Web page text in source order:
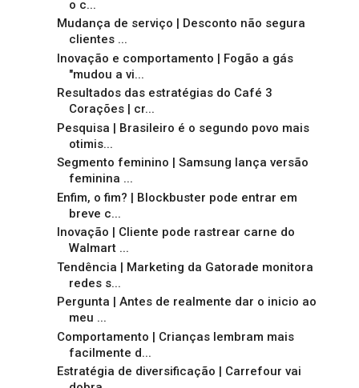
o c...
Mudança de serviço | Desconto não segura
clientes ...
Inovação e comportamento | Fogão a gás
"mudou a vi...
Resultados das estratégias do Café 3
Corações | cr...
Pesquisa | Brasileiro é o segundo povo mais
otimis...
Segmento feminino | Samsung lança versão
feminina ...
Enfim, o fim? | Blockbuster pode entrar em
breve c...
Inovação | Cliente pode rastrear carne do
Walmart ...
Tendência | Marketing da Gatorade monitora
redes s...
Pergunta | Antes de realmente dar o inicio ao
meu ...
Comportamento | Crianças lembram mais
facilmente d...
Estratégia de diversificação | Carrefour vai